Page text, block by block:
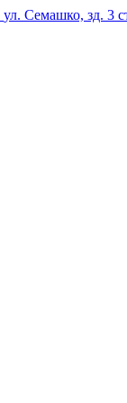
ул. Семашко, зд. 3